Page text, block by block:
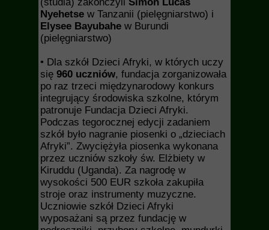
Nyehetse w Tanzanii (pielęgniarstwo) i
Elysee Bayubahe w Burundi
(pielęgniarstwo)
• Dla szkół Dzieci Afryki, w których uczy
się 960 uczniów, fundacja zorganizowała
po raz trzeci międzynarodowy konkurs
integrujący środowiska szkolne, którym
patronuje Fundacja Dzieci Afryki.
Podczas tegorocznej edycji zadaniem
szkół było nagranie piosenki o „dzieciach
Afryki”. Zwyciężyła piosenka wykonana
przez uczniów szkoły św. Elżbiety w
Kiruddu (Uganda). Za nagrodę w
wysokości 500 EUR szkoła zakupiła
stroje oraz instrumenty muzyczne.
Uczniowie szkół Dzieci Afryki
wyposażani są przez fundację w